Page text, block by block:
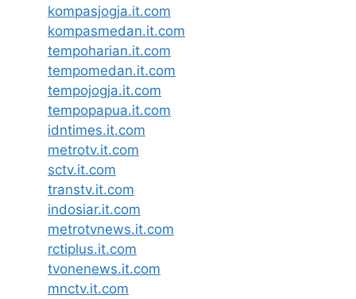
kompasjogja.it.com
kompasmedan.it.com
tempoharian.it.com
tempomedan.it.com
tempojogja.it.com
tempopapua.it.com
idntimes.it.com
metrotv.it.com
sctv.it.com
transtv.it.com
indosiar.it.com
metrotvnews.it.com
rctiplus.it.com
tvonenews.it.com
mnctv.it.com